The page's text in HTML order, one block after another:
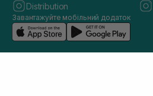
Distribution
Завантажуйте мобільний додаток